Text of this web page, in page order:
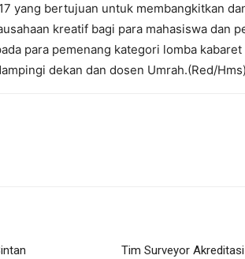
yang bertujuan untuk membangkitkan
kreatif bagi para mahasiswa dan
para pemenang kategori lomba
dekan dan dosen Umrah.(Red/Hms)
Tim Surveyor